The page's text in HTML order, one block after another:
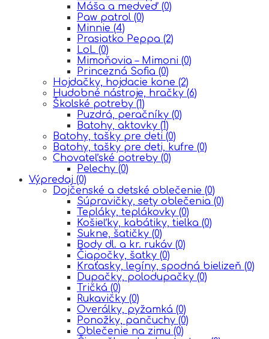
Máša a medveď (0)
Paw patrol (0)
Minnie (4)
Prasiatko Peppa (2)
LoL (0)
Mimoňovia – Mimoni (0)
Princezná Sofia (0)
Hojdačky, hojdacie kone (2)
Hudobné nástroje, hračky (6)
Školské potreby (1)
Puzdrá, peračníky (0)
Batohy, aktovky (1)
Batohy, tašky pre deti (0)
Batohy, tašky pre deti, kufre (0)
Chovateľské potreby (0)
Pelechy (0)
Výpredaj (0)
Dojčenské a detské oblečenie (0)
Súpravičky, sety oblečenia (0)
Tepláky, teplákovky (0)
Košieľky, kabátiky, tielka (0)
Sukne, šatičky (0)
Body dl. a kr. rukáv (0)
Čiapočky, šatky (0)
Kraťasky, legíny, spodná bielizeň (0)
Dupačky, polodupačky (0)
Tričká (0)
Rukavičky (0)
Overálky, pyžamká (0)
Ponožky, pančuchy (0)
Oblečenie na zimu (0)